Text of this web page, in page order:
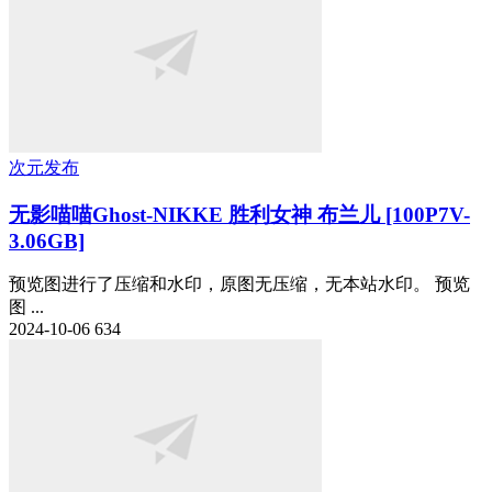
次元发布
无影喵喵Ghost-NIKKE 胜利女神 布兰儿 [100P7V-
3.06GB]
预览图进行了压缩和水印，原图无压缩，无本站水印。 预览
图 ...
2024-10-06 634